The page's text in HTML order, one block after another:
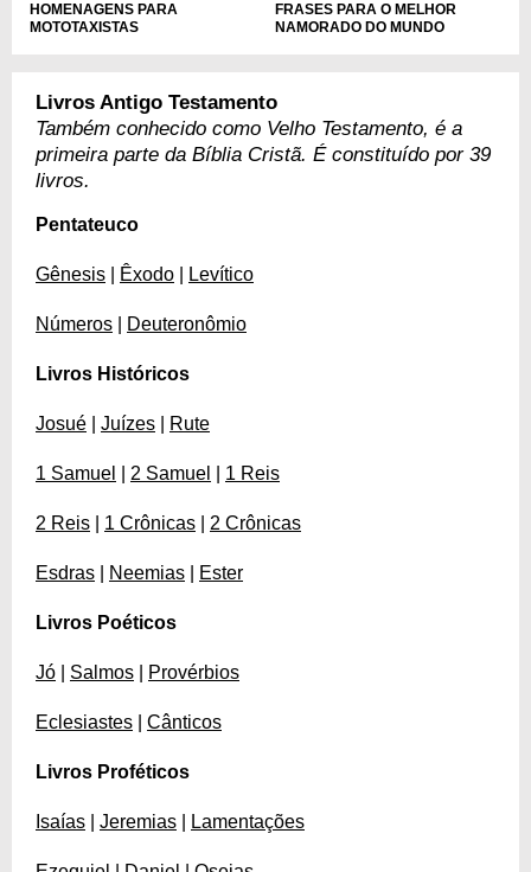
HOMENAGENS PARA
MOTOTAXISTAS
FRASES PARA O MELHOR
NAMORADO DO MUNDO
Livros Antigo Testamento
Também conhecido como Velho Testamento, é a
primeira parte da Bíblia Cristã. É constituído por 39
livros.
Pentateuco
Gênesis Êxodo Levítico
Números Deuteronômio
Livros Históricos
Josué Juízes Rute
1 Samuel 2 Samuel 1 Reis
2 Reis 1 Crônicas 2 Crônicas
Esdras Neemias Ester
Livros Poéticos
Jó Salmos Provérbios
Eclesiastes Cânticos
Livros Proféticos
Isaías Jeremias Lamentações